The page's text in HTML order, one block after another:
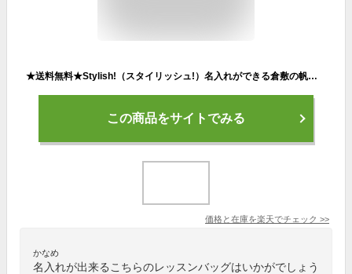
★送料無料★Stylish!（スタイリッシュ!）名入れができる倉敷の帆布レッスンバッグ ビションフリーゼ（カラフル）♪入園・入学の準備に♪プレゼント（ギフト）に♪（ バッグ 名入れ 男の子 女の子 手提げ 通園バッグ 習い事 お稽古バッグ キャラ シンプル 帆布 犬 ）
この商品をサイトでみる
価格と在庫を楽天でチェック >>
かなめ
名入れが出来るこちらのレッスンバッグはいかがでしょう